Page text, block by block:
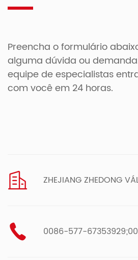
Preencha o formulário
alguma dúvida ou
equipe de especialistas
com você em 24 horas.
ZHEJIANG ZHEDONG
0086-577-